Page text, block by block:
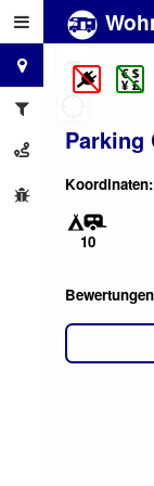
Parking
Koordinaten:
10
Bewertungen
+
−